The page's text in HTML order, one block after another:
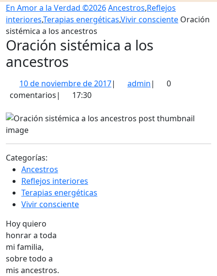
de
la
compra
En Amor a la Verdad ©2026Ancestros,Reflejos
interiores,Terapias energéticas,Vivir consciente Oración
sistémica a los ancestros
Oración sistémica a los
ancestros
10 de noviembre de 201710
de
| adminadmin
|
0
comentarios| 17:30
Categorías:
Ancestros
Reflejos interiores
Terapias energéticas
Vivir consciente
Hoy quiero
honrar a toda
mi familia,
sobre todo a
mis ancestros.